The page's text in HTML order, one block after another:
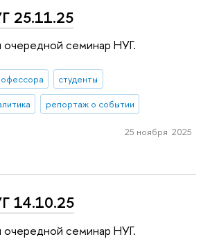
25.11.25
семинар НУГ.
студенты
репортаж о событии
25 ноября 2025
14.10.25
семинар НУГ.